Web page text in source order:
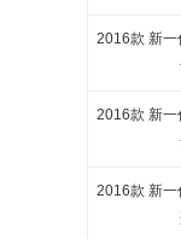
2016款 新一
2016款 新一
2016款 新一